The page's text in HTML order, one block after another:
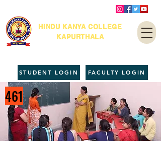
HINDU KANYA COLLEGE
KAPURTHALA
FACULTY LOGIN
STUDENT LOGIN
461